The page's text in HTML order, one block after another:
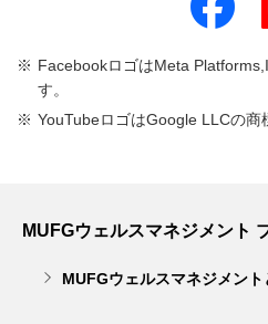
FacebookロゴはMeta
す。
YouTubeロゴはGoogle LLCの商
MUFGウェルスマネジメント
MUFGウェルスマネジメント